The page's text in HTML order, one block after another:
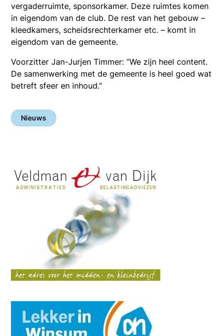
vergaderruimte, sponsorkamer. Deze ruimtes komen
in eigendom van de club. De rest van het gebouw –
kleedkamers, scheidsrechterkamer etc. – komt in
eigendom van de gemeente.
Voorzitter Jan-Jurjen Timmer: “We zijn heel content.
De samenwerking met de gemeente is heel goed wat
betreft sfeer en inhoud.”
Nieuws